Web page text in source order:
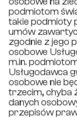
podmiotom
takie podmioty
umów
zgodnie z jego
osobowe
m.in.
Usługodawca
osobowe nie
trzecim, chyba
danych
przepisów